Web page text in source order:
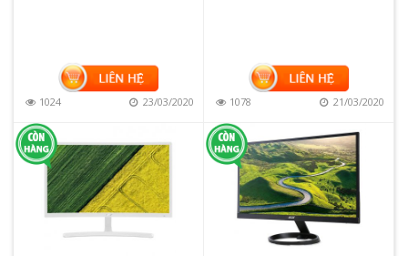
1024 23/03/2020 1078 21/03/2020